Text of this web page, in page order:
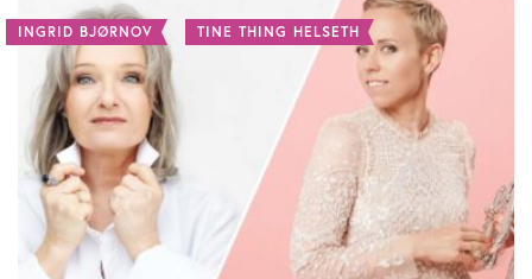
INGRID BJØRNOV TINE THING HELSETH